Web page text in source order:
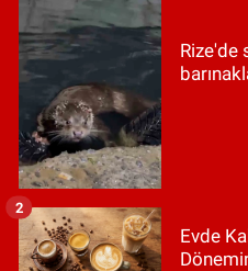
Rize'de
Evde
2